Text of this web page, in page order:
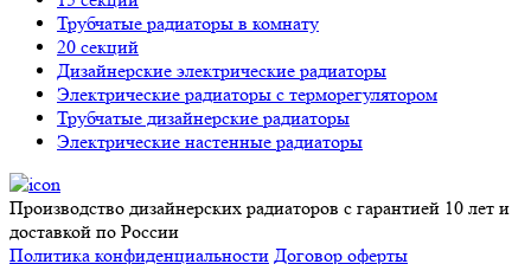
Трубчатые радиаторы в комнату
20 секций
Дизайнерские электрические радиаторы
Электрические радиаторы с терморегулятором
Трубчатые дизайнерские радиаторы
Электрические настенные радиаторы
Производство дизайнерских радиаторов с гарантией 10 лет и
доставкой по России
Политика конфиденциальности Договор оферты